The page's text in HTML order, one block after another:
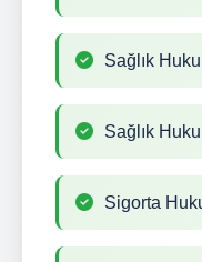
Sağlık
Sağlık
Sigorta